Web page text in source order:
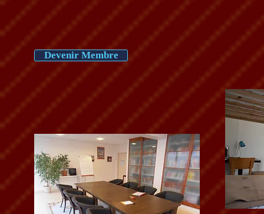
Devenir Membre